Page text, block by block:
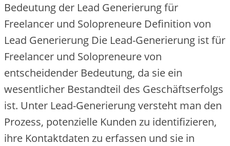
Bedeutung der Lead Generierung für
Freelancer und Solopreneure Definition von
Lead Generierung Die Lead-Generierung ist für
Freelancer und Solopreneure von
entscheidender Bedeutung, da sie ein
wesentlicher Bestandteil des Geschäftserfolgs
ist. Unter Lead-Generierung versteht man den
Prozess, potenzielle Kunden zu identifizieren,
ihre Kontaktdaten zu erfassen und sie in